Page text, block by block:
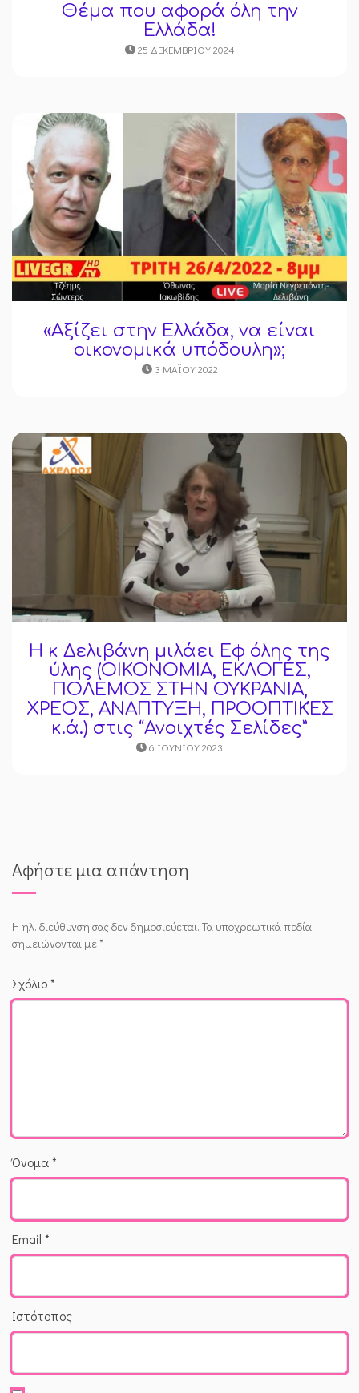
Θέμα που αφορά όλη την
Ελλάδα!
25 ΔΕΚΕΜΒΡΊΟΥ 2024
«Αξίζει στην Ελλάδα, να είναι
οικονομικά υπόδουλη»;
3 ΜΑΪ́ΟΥ 2022
Η κ Δελιβάνη μιλάει Εφ όλης της
ύλης (ΟΙΚΟΝΟΜΙΑ, ΕΚΛΟΓΕΣ,
ΠΟΛΕΜΟΣ ΣΤΗΝ ΟΥΚΡΑΝΙΑ,
ΧΡΕΟΣ, ΑΝΑΠΤΥΞΗ, ΠΡΟΟΠΤΙΚΈΣ
κ.ά.) στις “Ανοιχτές Σελίδες”
6 ΙΟΥΝΊΟΥ 2023
Αφήστε μια απάντηση
Η ηλ. διεύθυνση σας δεν δημοσιεύεται. Τα υποχρεωτικά πεδία
σημειώνονται με*
Σχόλιο*
Όνομα*
Email *
Ιστότοπος